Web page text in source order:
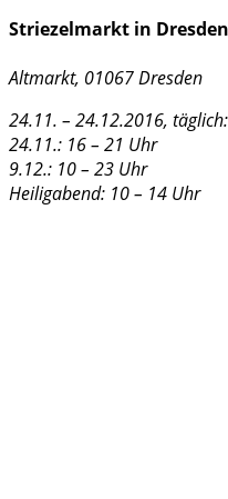
Striezelmarkt in Dresden
Altmarkt, 01067 Dresden
24.11. – 24.12.2016,
24.11.: 16 – 21 Uhr
9.12.: 10 – 23 Uhr
Heiligabend: 10 – 14 Uhr